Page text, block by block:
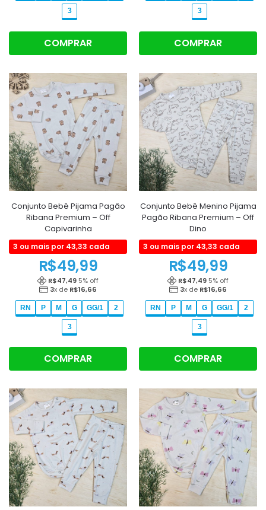
3
COMPRAR
3
COMPRAR
Conjunto Bebê Pijama Pagão
Ribana Premium – Off
Capivarinha
3 ou mais por 43,33 cada
R$49,99
R$47,49 5% off
3x de R$16,66
RN P M G GG/1 2
3
COMPRAR
Conjunto Bebê Menino Pijama
Pagão Ribana Premium – Off
Dino
3 ou mais por 43,33 cada
R$49,99
R$47,49 5% off
3x de R$16,66
RN P M G GG/1 2
3
COMPRAR